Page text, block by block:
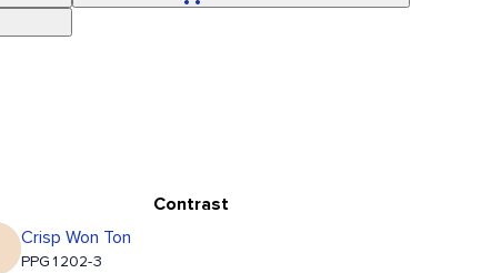
Contrast
Crisp Won Ton
PPG1202-3